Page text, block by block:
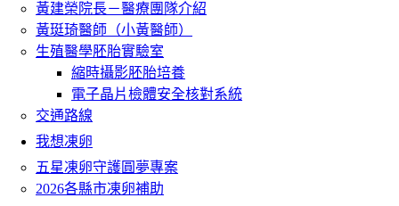
黃建榮院長－醫療團隊介紹
黃珽琦醫師（小黃醫師）
生殖醫學胚胎實驗室
縮時攝影胚胎培養
電子晶片檢體安全核對系統
交通路線
我想凍卵
五星凍卵守護圓夢專案
2026各縣市凍卵補助